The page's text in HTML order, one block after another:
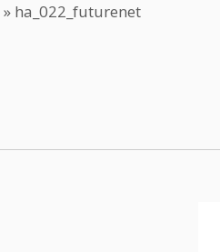
» ha_022_futurenet